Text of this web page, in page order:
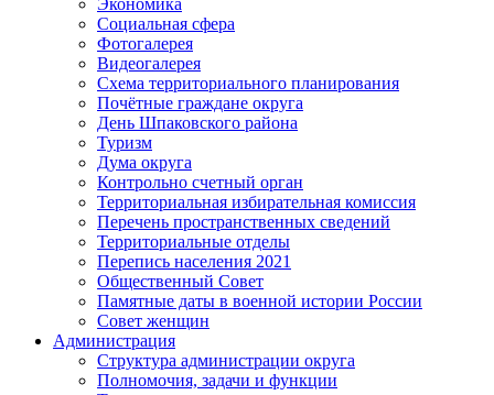
Экономика
Социальная сфера
Фотогалерея
Видеогалерея
Схема территориального планирования
Почётные граждане округа
День Шпаковского района
Туризм
Дума округа
Контрольно счетный орган
Территориальная избирательная комиссия
Перечень пространственных сведений
Территориальные отделы
Перепись населения 2021
Общественный Совет
Памятные даты в военной истории России
Совет женщин
Администрация
Структура администрации округа
Полномочия, задачи и функции